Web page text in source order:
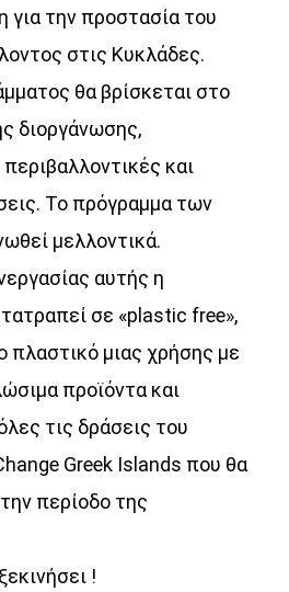
για την προστασία του
στις Κυκλάδες.
θα βρίσκεται στο
διοργάνωσης,
και
Το πρόγραμμα των
μελλοντικά.
αυτής η
σε «plastic free»,
πλαστικό μιας χρήσης με
προϊόντα και
τις δράσεις του
Greek Islands που θα
περίοδο της
!